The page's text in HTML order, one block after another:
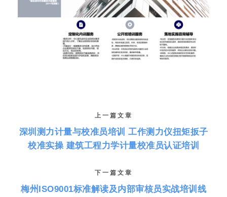
上一篇文章
深圳测力计量与校准员培训 工作测力仪扭矩扳子
校准实操 建筑工程力学计量校准员认证培训
下一篇文章
梅州ISO9001标准解读及内部审核员实战培训线